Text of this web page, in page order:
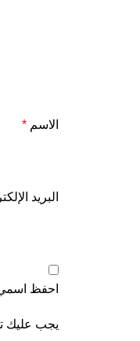
الاسم*
البريد
احفظ
يجب عليك